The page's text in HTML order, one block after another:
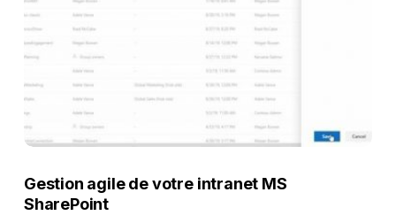
Gestion agile de votre intranet MS
SharePoint